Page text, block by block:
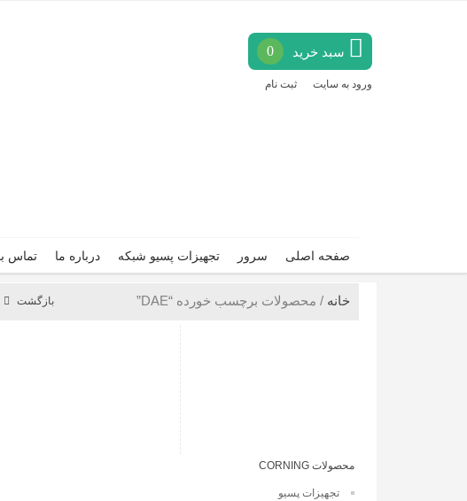
سبد خرید 0
ورود به سایت ثبت نام
صفحه اصلی سرور تجهیزات پسیو شبکه درباره ما تماس
خانه / محصولات برچسب خورده “DAE” بازگشت
محصولات CORNING
تجهیزات پسیو